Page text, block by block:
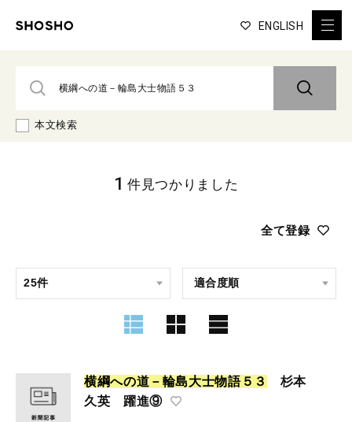
ENGLISH
本文検索
全て登録
1 件見つかりました
横綱への道 － 輪島大士物語５ ３
杉本
久英 躍進⑨